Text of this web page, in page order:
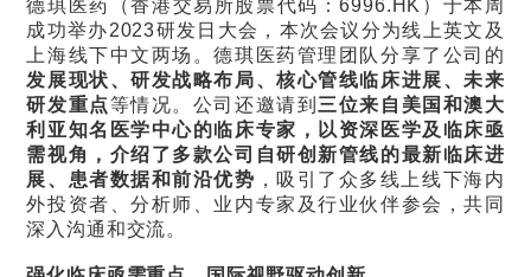
德琪医药（香港交易所股票代码：6996.HK）于本周
成功举办2023研发日大会，本次会议分为线上英文及
上海线下中文两场。德琪医药管理团队分享了公司的
发展现状、研发战略布局、核心管线临床进展、未来
研发重点等情况。公司还邀请到 三位来自美国和澳大
利亚知名医学中心的临床专家，以资深医学及临床亟
需视角，介绍了多款公司自研创新管线的最新临床进
展、患者数据和前沿优势 ，吸引了众多线上线下海内
外投资者、分析师、业内专家及行业伙伴参会，共同
深入沟通和交流。